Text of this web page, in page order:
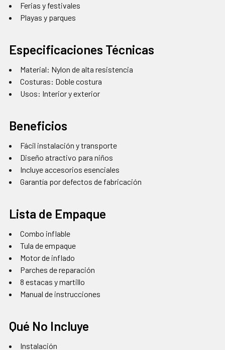
Ferias y festivales
Playas y parques
Especificaciones Técnicas
Material: Nylon de alta resistencia
Costuras: Doble costura
Usos: Interior y exterior
Beneficios
Fácil instalación y transporte
Diseño atractivo para niños
Incluye accesorios esenciales
Garantía por defectos de fabricación
Lista de Empaque
Combo inflable
Tula de empaque
Motor de inflado
Parches de reparación
8 estacas y martillo
Manual de instrucciones
Qué No Incluye
Instalación